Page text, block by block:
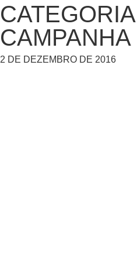
2 DE DEZEMBRO DE 2016